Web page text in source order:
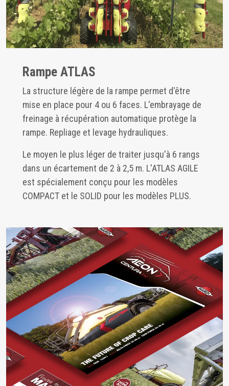
Rampe ATLAS
La structure légère de la rampe permet d'être
mise en place pour 4 ou 6 faces. L'embrayage de
freinage à récupération automatique protège la
rampe. Repliage et levage hydrauliques.
Le moyen le plus léger de traiter jusqu'à 6 rangs
dans un écartement de 2 à 2,5 m. L'ATLAS AGILE
est spécialement conçu pour les modèles
COMPACT et le SOLID pour les modèles PLUS.